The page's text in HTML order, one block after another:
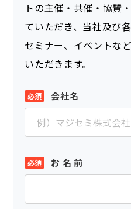
トの主催・共催・協賛
ていただき、当社及び
セミナー、イベントな
いただきます。
会社名
お 名 前